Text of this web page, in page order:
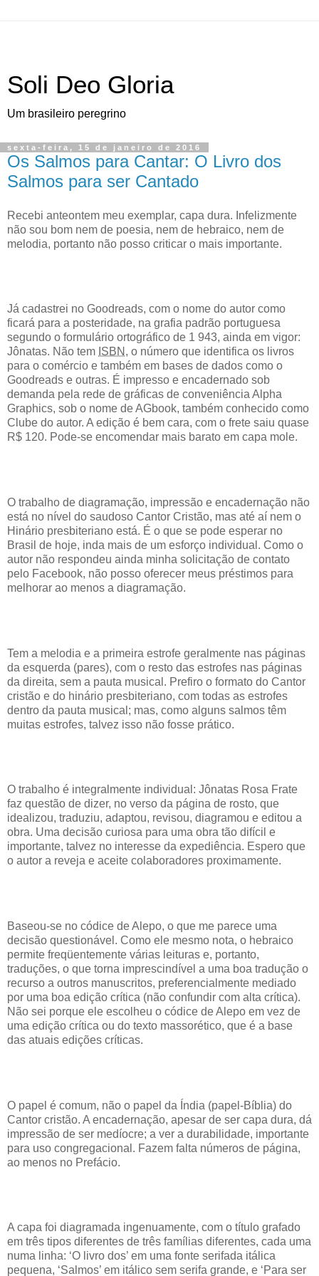
Soli Deo Gloria
Um brasileiro peregrino
sexta-feira, 15 de janeiro de 2016
Os Salmos para Cantar: O Livro dos
Salmos para ser Cantado
Recebi anteontem meu exemplar, capa dura. Infelizmente
não sou bom nem de poesia, nem de hebraico, nem de
melodia, portanto não posso criticar o mais importante.
Já cadastrei no Goodreads, com o nome do autor como
ficará para a posteridade, na grafia padrão portuguesa
segundo o formulário ortográfico de 1 943, ainda em vigor:
Jônatas. Não tem ISBN , o número que identifica os livros
para o comércio e também em bases de dados como o
Goodreads e outras. É impresso e encadernado sob
demanda pela rede de gráficas de conveniência Alpha
Graphics, sob o nome de AGbook, também conhecido como
Clube do autor. A edição é bem cara, com o frete saiu quase
R$ 120. Pode-se encomendar mais barato em capa mole.
O trabalho de diagramação, impressão e encadernação não
está no nível do saudoso Cantor Cristão, mas até aí nem o
Hinário presbiteriano está. É o que se pode esperar no
Brasil de hoje, inda mais de um esforço individual. Como o
autor não respondeu ainda minha solicitação de contato
pelo Facebook, não posso oferecer meus préstimos para
melhorar ao menos a diagramação.
Tem a melodia e a primeira estrofe geralmente nas páginas
da esquerda (pares), com o resto das estrofes nas páginas
da direita, sem a pauta musical. Prefiro o formato do Cantor
cristão e do hinário presbiteriano, com todas as estrofes
dentro da pauta musical; mas, como alguns salmos têm
muitas estrofes, talvez isso não fosse prático.
O trabalho é integralmente individual: Jônatas Rosa Frate
faz questão de dizer, no verso da página de rosto, que
idealizou, traduziu, adaptou, revisou, diagramou e editou a
obra. Uma decisão curiosa para uma obra tão difícil e
importante, talvez no interesse da expediência. Espero que
o autor a reveja e aceite colaboradores proximamente.
Baseou-se no códice de Alepo, o que me parece uma
decisão questionável. Como ele mesmo nota, o hebraico
permite freqüentemente várias leituras e, portanto,
traduções, o que torna imprescindível a uma boa tradução o
recurso a outros manuscritos, preferencialmente mediado
por uma boa edição crítica (não confundir com alta crítica).
Não sei porque ele escolheu o códice de Alepo em vez de
uma edição crítica ou do texto massorético, que é a base
das atuais edições críticas.
O papel é comum, não o papel da Índia (papel-Bíblia) do
Cantor cristão. A encadernação, apesar de ser capa dura, dá
impressão de ser medíocre; a ver a durabilidade, importante
para uso congregacional. Fazem falta números de página,
ao menos no Prefácio.
A capa foi diagramada ingenuamente, com o título grafado
em três tipos diferentes de três famílias diferentes, cada uma
numa linha: ‘O livro dos’ em uma fonte serifada itálica
pequena, ‘Salmos’ em itálico sem serifa grande, e ‘Para ser